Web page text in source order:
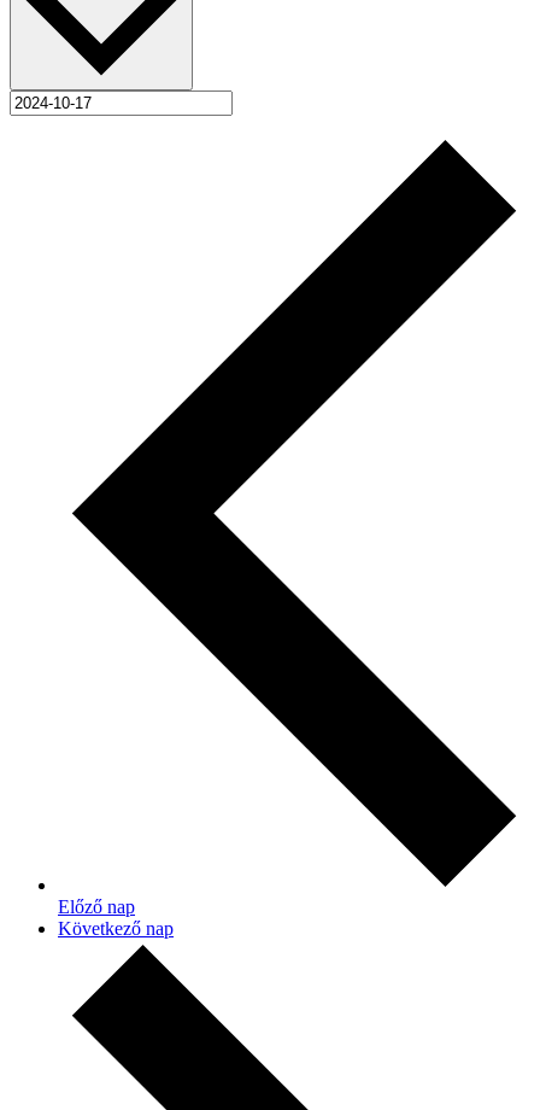
Előző nap
Következő nap